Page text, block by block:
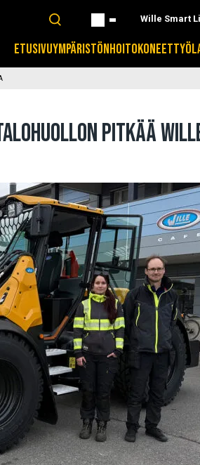
Wille Smart
ETUSIVUYMPÄRISTÖNHOITOKONEET
PITKÄÄ